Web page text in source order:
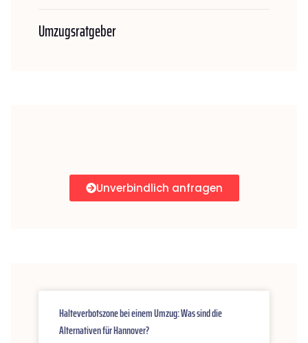
Umzugsratgeber
Unverbindlich anfragen
Halteverbotszone bei einem Umzug: Was sind die
Alternativen für Hannover?